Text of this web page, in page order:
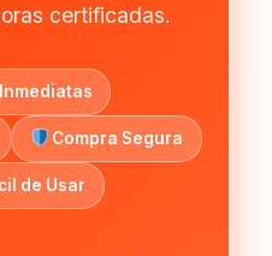
certificadas.
Compra Segura
de Usar